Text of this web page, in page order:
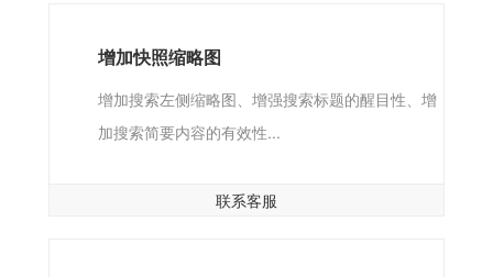
增加快照缩略图
增加搜索左侧缩略图、增强搜索标题的醒目性、增
加搜索简要内容的有效性...
联系客服